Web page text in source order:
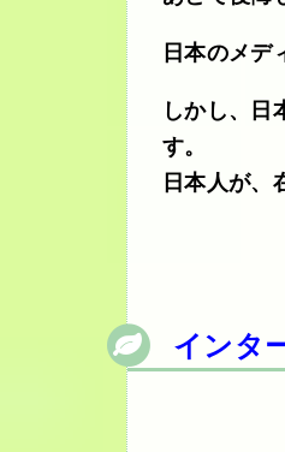
日本のメデ
しかし、日
す。
日本人が、
インタ